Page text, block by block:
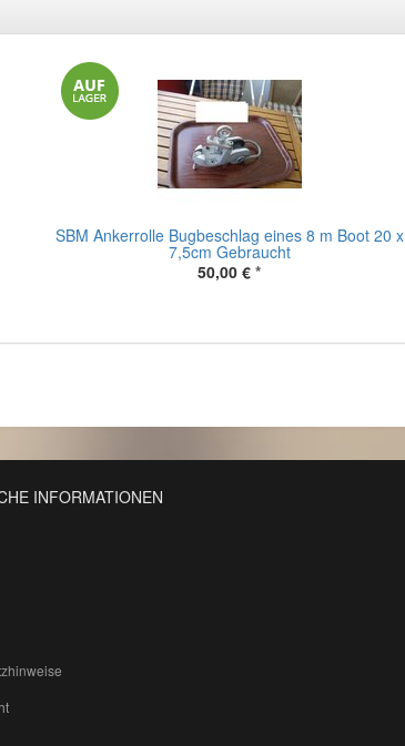
SBM Ankerrolle Bugbeschlag eines 8 m Boot 20 x
7,5cm Gebraucht
50,00 € *
INFORMATIONEN